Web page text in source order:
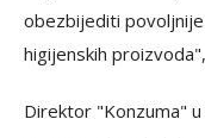
obezbijediti
higijenskih
Direktor "Konzuma"